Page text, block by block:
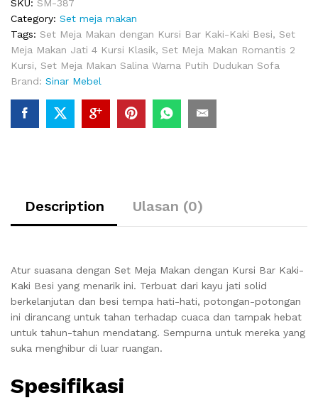
SKU: SM-387
Category: Set meja makan
Tags: Set Meja Makan dengan Kursi Bar Kaki-Kaki Besi, Set
Meja Makan Jati 4 Kursi Klasik, Set Meja Makan Romantis 2
Kursi, Set Meja Makan Salina Warna Putih Dudukan Sofa
Brand: Sinar Mebel
Description Ulasan (0)
Atur suasana dengan Set Meja Makan dengan Kursi Bar Kaki-
Kaki Besi yang menarik ini. Terbuat dari kayu jati solid
berkelanjutan dan besi tempa hati-hati, potongan-potongan
ini dirancang untuk tahan terhadap cuaca dan tampak hebat
untuk tahun-tahun mendatang. Sempurna untuk mereka yang
suka menghibur di luar ruangan.
Spesifikasi